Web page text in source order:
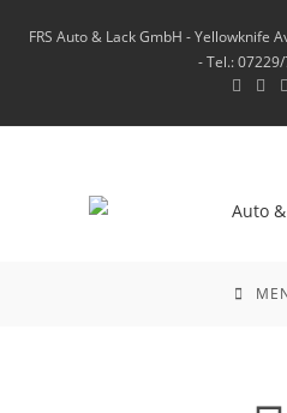
FRS Auto & Lack GmbH - Yellowknife
- Tel.: